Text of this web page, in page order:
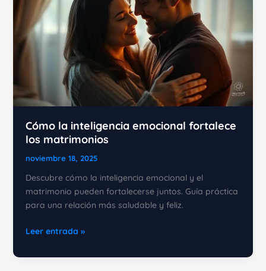
Cómo la inteligencia emocional fortalece
los matrimonios
noviembre 18, 2025
Descubre cómo la inteligencia emocional y el
matrimonio pueden fortalecerse juntos. Guía práctica
para una relación más saludable y feliz.
Cómo
inteligencia
Leer entrada »